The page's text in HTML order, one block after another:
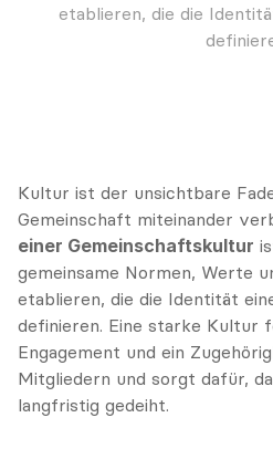
etablieren, die die
Kultur ist der unsichtbare
Gemeinschaft miteinander
einer Gemeinschaftskultur
gemeinsame Normen, Werte
etablieren, die die Identität
definieren. Eine starke Kultur
Engagement und ein
Mitgliedern und sorgt dafür,
langfristig gedeiht.